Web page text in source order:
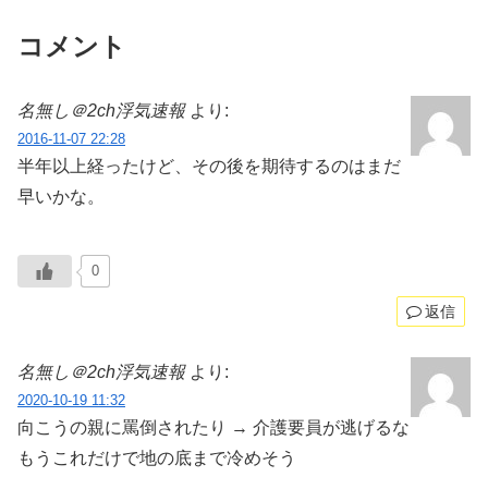
コメント
名無し＠2ch浮気速報 より:
2016-11-07 22:28
半年以上経ったけど、その後を期待するのはまだ
早いかな。
0
返信
名無し＠2ch浮気速報 より:
2020-10-19 11:32
向こうの親に罵倒されたり → 介護要員が逃げるな
もうこれだけで地の底まで冷めそう